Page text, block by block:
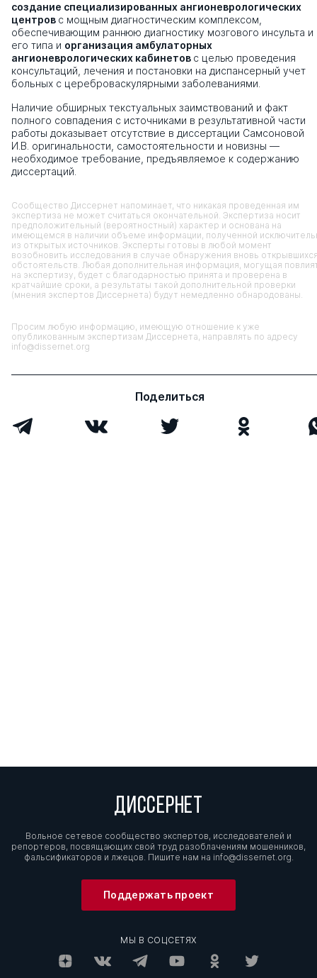
создание специализированных ангионеврологических
центров с мощным диагностическим комплексом,
обеспечивающим раннюю диагностику мозгового инсульта и
его типа и организация амбулаторных
ангионеврологических кабинетов с целью проведения
консультаций, лечения и постановки на диспансерный учет
больных с цереброваскулярными заболеваниями.
Наличие обширных текстуальных заимствований и факт
полного совпадения с источниками в результативной части
работы доказывает отсутствие в диссертации Самсоновой
И.В. оригинальности, самостоятельности и новизны —
необходимое требование, предъявляемое к содержанию
диссертаций.
Сообщество Диссернет напоминает, что никакая проведенная им
экспертиза не может считаться окончательной. Экспертиза носит
предположительный (вероятностный) характер и основана на
имеющемся в наличии объеме информации, полученной
из открытых источников. Эксперты готовы в любой момент
возобновить исследования в случае обнаружения вновь
обстоятельств. Любая дополнительная информация, могущая
на экспертизу, будет с благодарностью принята и проверена в
кратчайшие сроки, а результаты такой дополнительной проверки
(мнения экспертов Диссернета) будут немедленно обнародованы.
Просим любую информацию, имеющую отношение к уже
опубликованным экспертизам Диссернета, направлять по адресу
info@dissernet.org
Поделиться
ДИССЕРНЕТ
Вольное сетевое сообщество экспертов, исследователей и
репортеров, посвящающих свой труд разоблачениям мошенников,
фальсификаторов и лжецов. Пишите нам на info@dissernet.org.
Поддержать проект
МЫ В СОЦСЕТЯХ